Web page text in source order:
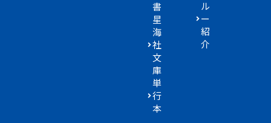
書
星
海
社
文
庫
単
行
本
ル
ー
紹
介